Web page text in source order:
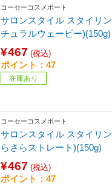
コーセーコスメポート
サロンスタイル スタイリ
チュラルウェービー)(150g)
¥467 (税込)
ポイント：47
在庫あり
コーセーコスメポート
サロンスタイル スタイリ
らさらストレート)(150g)
¥467 (税込)
ポイント：47